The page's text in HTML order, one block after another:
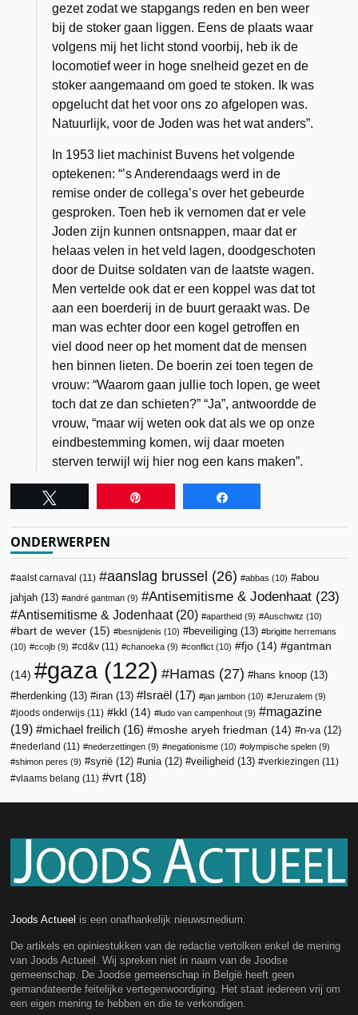
gezet zodat we stapgangs reden en ben weer
bij de stoker gaan liggen. Eens de plaats waar
volgens mij het licht stond voorbij, heb ik de
locomotief weer in hoge snelheid gezet en de
stoker aangemaand om goed te stoken. Ik was
opgelucht dat het voor ons zo afgelopen was.
Natuurlijk, voor de Joden was het wat anders”.
In 1953 liet machinist Buvens het volgende
optekenen: “’s Anderendaags werd in de
remise onder de collega’s over het gebeurde
gesproken. Toen heb ik vernomen dat er vele
Joden zijn kunnen ontsnappen, maar dat er
helaas velen in het veld lagen, doodgeschoten
door de Duitse soldaten van de laatste wagen.
Men vertelde ook dat er een koppel was dat tot
aan een boerderij in de buurt geraakt was. De
man was echter door een kogel getroffen en
viel dood neer op het moment dat de mensen
hen binnen lieten. De boerin zei toen tegen de
vrouw: “Waarom gaan jullie toch lopen, ge weet
toch dat ze dan schieten?” “Ja”, antwoordde de
vrouw, “maar wij weten ook dat als we op onze
eindbestemming komen, wij daar moeten
sterven terwijl wij hier nog een kans maken”.
ONDERWERPEN
aalst carnaval (11) aanslag brussel (26) abbas (10)
abou
jahjah (13) andré gantman (9) Antisemitisme & Jodenhaat (23)
Antisemitisme & Jodenhaat(20) apartheid (9) Auschwitz (10)
bart de wever (15) besnijdenis (10) beveiliging (13)
brigitte herremans
(10)
ccojb (9) cd&v (11) chanoeka (9) conflict (10) fjo (14) gantman
(14) gaza (122) Hamas (27) hans knoop (13)
herdenking (13) iran (13) Israël (17) jan jambon (10) Jeruzalem (9)
joods onderwijs (11) kkl (14) ludo van campenhout (9)
magazine
(19)
michael freilich (16) moshe aryeh friedman (14) n-va (12)
nederland (11) nederzettingen (9) negationisme (10) olympische spelen (9)
shimon peres (9) syrië (12) unia (12) veiligheid (13) verkiezingen (11)
vlaams belang (11) vrt (18)
Joods Actueel is een onafhankelijk nieuwsmedium.
De artikels en opiniestukken van de redactie vertolken enkel de mening
van Joods Actueel. Wij spreken niet in naam van de Joodse
gemeenschap. De Joodse gemeenschap in België heeft geen
gemandateerde feitelijke vertegenwoordiging. Het staat iedereen vrij om
een eigen mening te hebben en die te verkondigen.